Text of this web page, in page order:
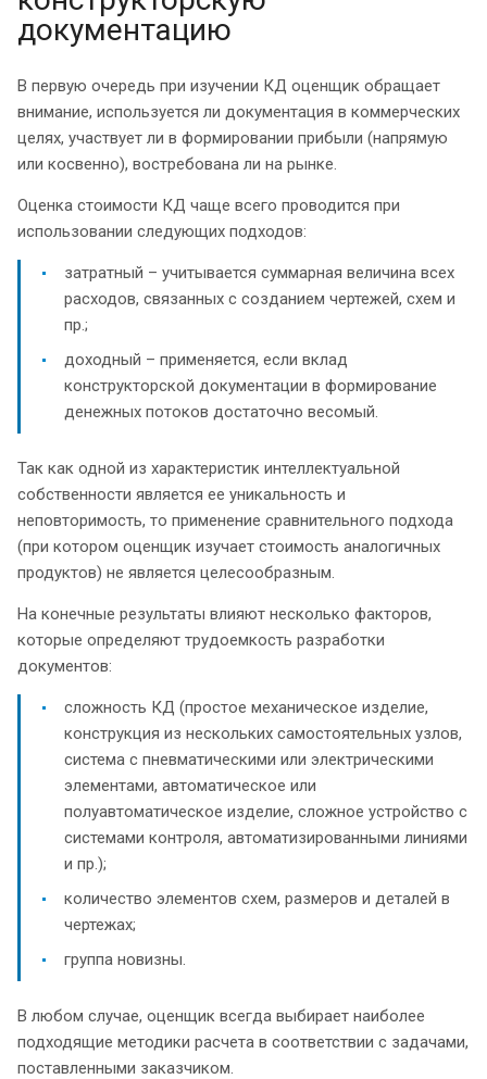
документацию
В первую очередь при изучении КД оценщик обращает
внимание, используется ли документация в коммерческих
целях, участвует ли в формировании прибыли (напрямую
или косвенно), востребована ли на рынке.
Оценка стоимости КД чаще всего проводится при
использовании следующих подходов:
затратный – учитывается суммарная величина всех
расходов, связанных с созданием чертежей, схем и
пр.;
доходный – применяется, если вклад
конструкторской документации в формирование
денежных потоков достаточно весомый.
Так как одной из характеристик интеллектуальной
собственности является ее уникальность и
неповторимость, то применение сравнительного подхода
(при котором оценщик изучает стоимость аналогичных
продуктов) не является целесообразным.
На конечные результаты влияют несколько факторов,
которые определяют трудоемкость разработки
документов:
сложность КД (простое механическое изделие,
конструкция из нескольких самостоятельных узлов,
система с пневматическими или электрическими
элементами, автоматическое или
полуавтоматическое изделие, сложное устройство с
системами контроля, автоматизированными линиями
и пр.);
количество элементов схем, размеров и деталей в
чертежах;
группа новизны.
В любом случае, оценщик всегда выбирает наиболее
подходящие методики расчета в соответствии с задачами,
поставленными заказчиком.